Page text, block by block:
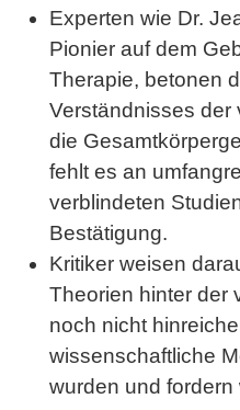
Experten wie Dr.
Pionier auf dem
Therapie, betonen
Verständnisses der
die
fehlt es an
verblindeten
Bestätigung.
Kritiker weisen
Theorien hinter der
noch nicht
wissenschaftliche
wurden und